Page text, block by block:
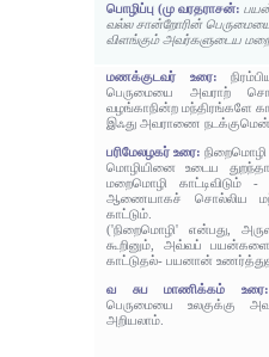
பொழிப்பு (மு வரதராசன்:
வல்ல சான்றோரின்
விளங்கும் அவர்களுடைய
மணக்குடவர் உரை:
பெருமையை அவராற்
வழங்காநின்ற மந்திரங்களே
இஃது அவராணை
பரிமேலழகர் உரை:நிறைமொழி
மொழியினை உடைய
மறைமொழி காட்டிவிடும்
ஆணையாகச் சொல்லிய
காட்டும்.
('நிறைமொழி' என்பது,
கூறினும், அவ்வப்
காட்டுதல்- பயனான்
வ சுப மாணிக்கம்
பெருமையை உலகுக்கு
அறியலாம்.